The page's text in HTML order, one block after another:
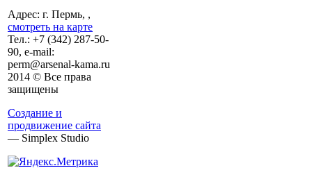
Адрес: г. Пермь, ,
смотреть на карте
Тел.: +7 (342) 287-50-
90, e-mail:
perm@arsenal-kama.ru
2014 © Все права
защищены
Создание и
продвижение сайта
— Simplex Studio